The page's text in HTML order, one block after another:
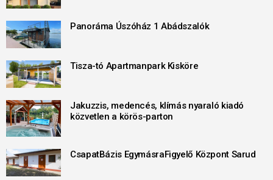
Panoráma Úszóház 1 Abádszalók
Tisza-tó Apartmanpark Kisköre
Jakuzzis, medencés, klímás nyaraló kiadó
közvetlen a körös-parton
CsapatBázis EgymásraFigyelő Központ Sarud